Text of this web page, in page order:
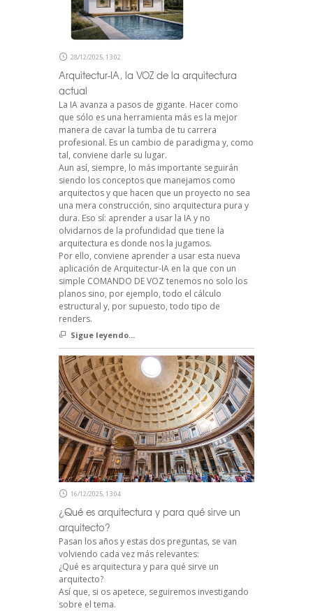
28/12/2025, 13:02
Arquitectur-IA, la VOZ de la arquitectura
actual
La IA avanza a pasos de gigante. Hacer como
que sólo es una herramienta más es la mejor
manera de cavar la tumba de tu carrera
profesional. Es un cambio de paradigma y, como
tal, conviene darle su lugar.
Aun así, siempre, lo más importante seguirán
siendo los conceptos que manejamos como
arquitectos y que hacen que un proyecto no sea
una mera construcción, sino arquitectura pura y
dura. Eso sí: aprender a usar la IA y no
olvidarnos de la profundidad que tiene la
arquitectura es donde nos la jugamos.
Por ello, conviene aprender a usar esta nueva
aplicación de Arquitectur-IA en la que con un
simple COMANDO DE VOZ tenemos no solo los
planos sino, por ejemplo, todo el cálculo
estructural y, por supuesto, todo tipo de
renders.
Sigue leyendo...
16/12/2025, 13:04
¿Qué es arquitectura y para qué sirve un
arquitecto?
Pasan los años y estas dos preguntas, se van
volviendo cada vez más relevantes:
¿Qué es arquitectura y para qué sirve un
arquitecto?
Así que, si os apetece, seguiremos investigando
sobre el tema.